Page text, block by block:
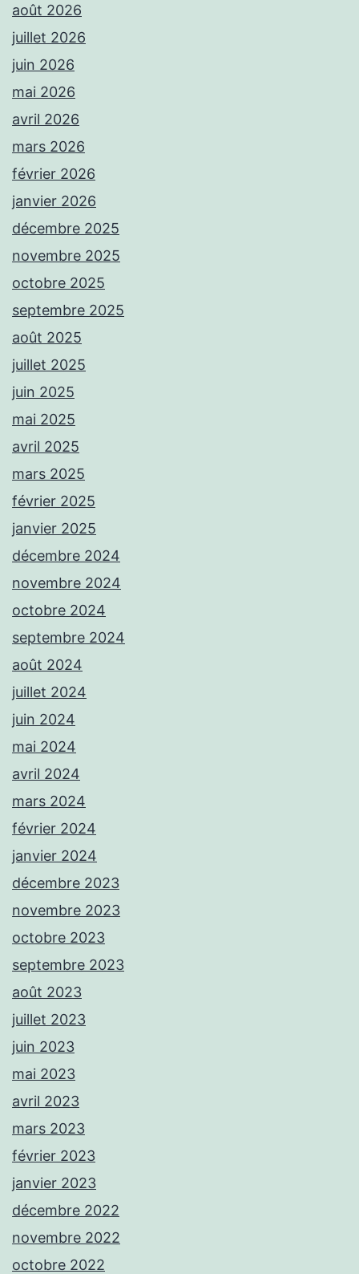
août 2026
juillet 2026
juin 2026
mai 2026
avril 2026
mars 2026
février 2026
janvier 2026
décembre 2025
novembre 2025
octobre 2025
septembre 2025
août 2025
juillet 2025
juin 2025
mai 2025
avril 2025
mars 2025
février 2025
janvier 2025
décembre 2024
novembre 2024
octobre 2024
septembre 2024
août 2024
juillet 2024
juin 2024
mai 2024
avril 2024
mars 2024
février 2024
janvier 2024
décembre 2023
novembre 2023
octobre 2023
septembre 2023
août 2023
juillet 2023
juin 2023
mai 2023
avril 2023
mars 2023
février 2023
janvier 2023
décembre 2022
novembre 2022
octobre 2022